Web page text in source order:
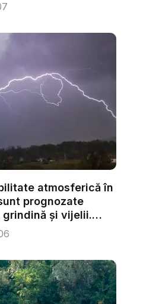
atmosferică în
prognozate
și vijelii.